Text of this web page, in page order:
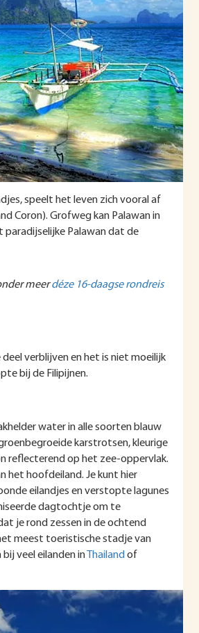
speelt het leven zich vooral af
Coron). Grofweg kan Palawan in
paradijselijke Palawan dat de
meerdéze 16-daagse rondreis
verblijven en het is niet moeilijk
bij de Filipijnen.
water in alle soorten blauw
karstrotsen, kleurige
reflecterend op het zee-oppervlak.
het hoofdeiland. Je kunt hier
eilandjes en verstopte lagunes
dagtochtje om te
je rond zessen in de ochtend
meest toeristische stadje van
veel eilanden in
Thailand of